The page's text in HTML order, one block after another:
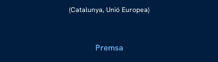
(Catalunya, Unió Europea)
Premsa